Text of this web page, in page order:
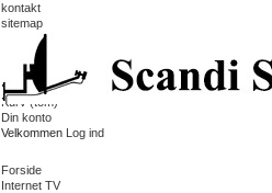
kontakt
sitemap
Kurv (tom)
Din konto
Velkommen Log ind
Forside
Internet TV